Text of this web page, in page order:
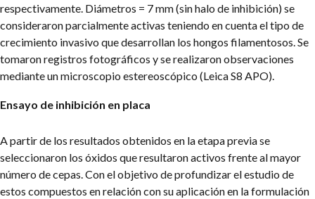
respectivamente. Diámetros = 7 mm (sin halo de inhibición) se
consideraron parcialmente activas teniendo en cuenta el tipo de
crecimiento invasivo que desarrollan los hongos filamentosos. Se
tomaron registros fotográficos y se realizaron observaciones
mediante un microscopio estereoscópico (Leica S8 APO).
Ensayo de inhibición en placa
A partir de los resultados obtenidos en la etapa previa se
seleccionaron los óxidos que resultaron activos frente al mayor
número de cepas. Con el objetivo de profundizar el estudio de
estos compuestos en relación con su aplicación en la formulación